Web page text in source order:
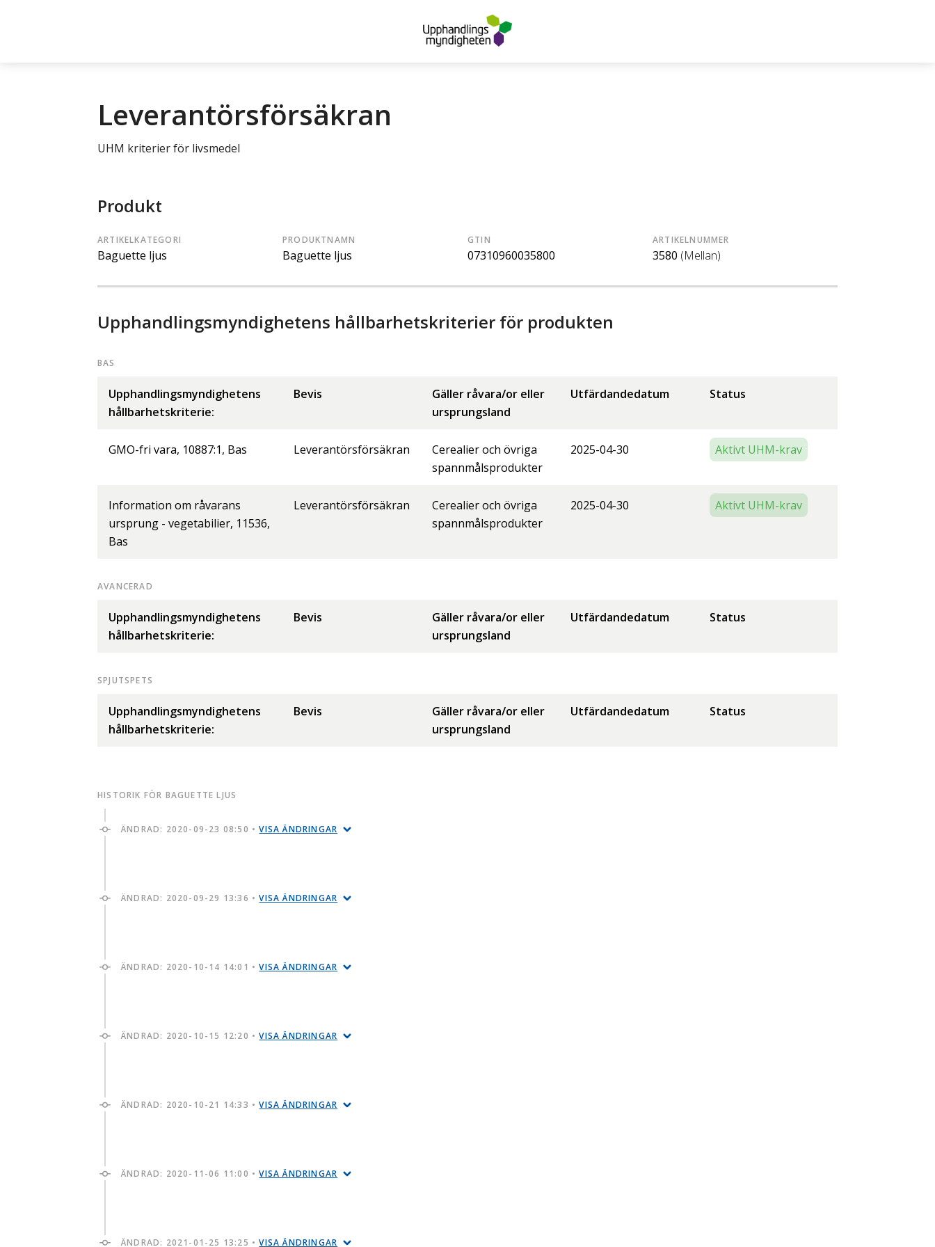
Leverantörsförsäkran
UHM kriterier för livsmedel
Produkt
ARTIKELKATEGORI
Baguette ljus
PRODUKTNAMN
Baguette ljus
GTIN
07310960035800
ARTIKELNUMMER
3580 (Mellan)
Upphandlingsmyndighetens hållbarhetskriterier för produkten
BAS
Upphandlingsmyndighetens
hållbarhetskriterie:
Bevis
Gäller råvara/or eller
ursprungsland
Utfärdandedatum Status
GMO-fri vara, 10887:1, Bas Leverantörsförsäkran
Cerealier och övriga
spannmålsprodukter
2025-04-30 Aktivt UHM-krav
Information om råvarans
ursprung - vegetabilier, 11536,
Bas
Leverantörsförsäkran
Cerealier och övriga
spannmålsprodukter
2025-04-30 Aktivt UHM-krav
AVANCERAD
Upphandlingsmyndighetens
hållbarhetskriterie:
Bevis
Gäller råvara/or eller
ursprungsland
Utfärdandedatum Status
SPJUTSPETS
Upphandlingsmyndighetens
hållbarhetskriterie:
Bevis
Gäller råvara/or eller
ursprungsland
Utfärdandedatum Status
HISTORIK FÖR BAGUETTE LJUS
ÄNDRAD: 2020-09-23 08:50 •VISA ÄNDRINGAR
ÄNDRAD: 2020-09-29 13:36 •VISA ÄNDRINGAR
ÄNDRAD: 2020-10-14 14:01 •VISA ÄNDRINGAR
ÄNDRAD: 2020-10-15 12:20 •VISA ÄNDRINGAR
ÄNDRAD: 2020-10-21 14:33 •VISA ÄNDRINGAR
ÄNDRAD: 2020-11-06 11:00 •VISA ÄNDRINGAR
ÄNDRAD: 2021-01-25 13:25 •VISA ÄNDRINGAR